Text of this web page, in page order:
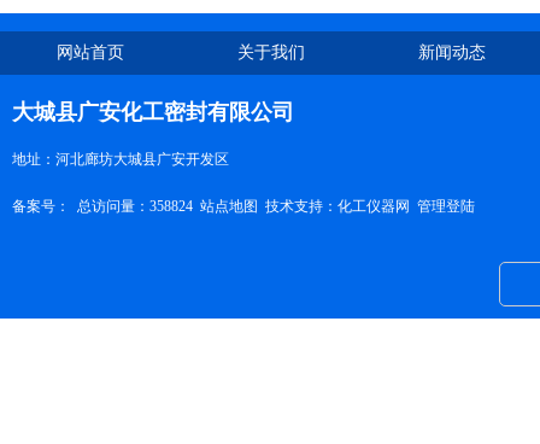
网站首页 关于我们 新闻动态
大城县广安化工密封有限公司
地址：河北廊坊大城县广安开发区
备案号： 总访问量：358824 站点地图 技术支持： 化工仪器网 管理登陆